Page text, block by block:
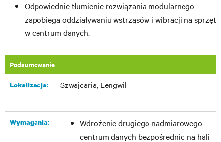
Odpowiednie tłumienie rozwiązania modularnego
zapobiega oddziaływaniu wstrząsów i wibracji na sprzęt
w centrum danych.
Podsumowanie
Lokalizacja:​ Szwajcaria, Lengwil
Wymagania:
Wdrożenie drugiego nadmiarowego
centrum danych bezpośrednio na hali